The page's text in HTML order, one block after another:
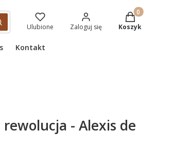
Ulubione Zaloguj się
Produkty w
Koszyk
Kontakt
rewolucja - Alexis de